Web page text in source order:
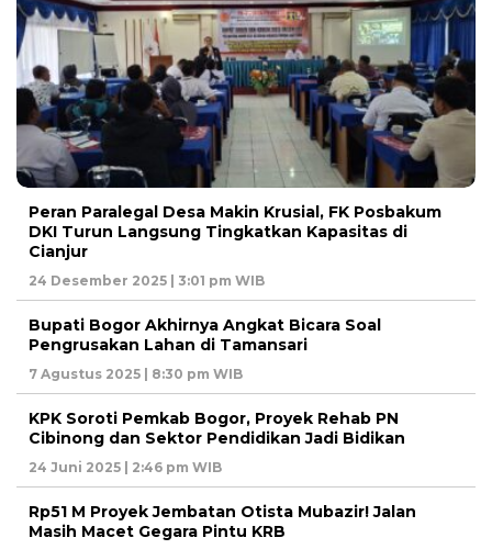
Peran Paralegal Desa Makin Krusial, FK Posbakum
DKI Turun Langsung Tingkatkan Kapasitas di
Cianjur
24 Desember 2025 | 3:01 pm WIB
Bupati Bogor Akhirnya Angkat Bicara Soal
Pengrusakan Lahan di Tamansari
7 Agustus 2025 | 8:30 pm WIB
KPK Soroti Pemkab Bogor, Proyek Rehab PN
Cibinong dan Sektor Pendidikan Jadi Bidikan
24 Juni 2025 | 2:46 pm WIB
Rp51 M Proyek Jembatan Otista Mubazir! Jalan
Masih Macet Gegara Pintu KRB